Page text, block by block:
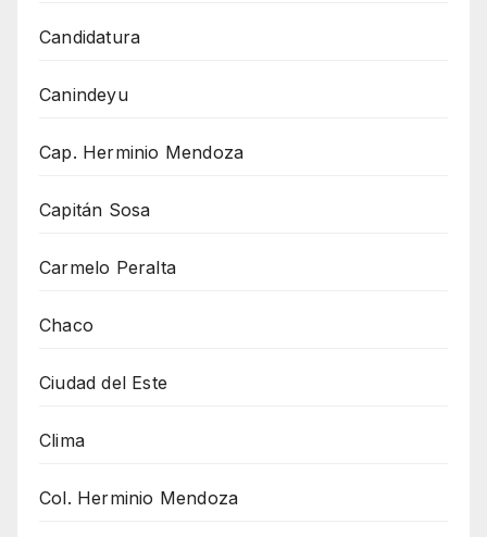
Candidatura
Canindeyu
Cap. Herminio Mendoza
Capitán Sosa
Carmelo Peralta
Chaco
Ciudad del Este
Clima
Col. Herminio Mendoza